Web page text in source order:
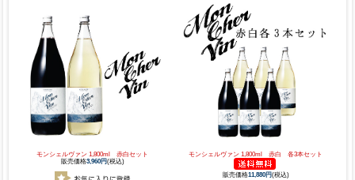
モンシェルヴァン 1,800ml 赤白セット
販売価格3,960円(税込)
モンシェルヴァン 1,800ml 赤白 各3本セット
販売価格11,880円(税込)